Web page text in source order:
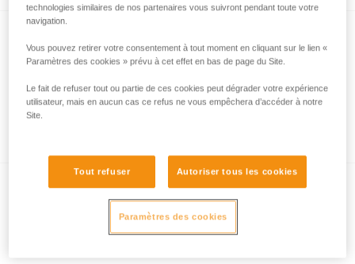
Informations sur l’éclairage à led
technologies similaires de nos partenaires vous suivront pendant toute votre
navigation.
Vous pouvez retirer votre consentement à tout moment en cliquant sur le lien «
Paramètres des cookies » prévu à cet effet en bas de page du Site.
Le fait de refuser tout ou partie de ces cookies peut dégrader votre expérience
utilisateur, mais en aucun cas ce refus ne vous empêchera d’accéder à notre
Site.
Tout refuser Autoriser tous les cookies
Paramètres des cookies